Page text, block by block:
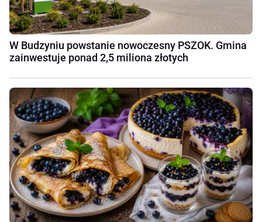
W Budzyniu powstanie nowoczesny PSZOK. Gmina
zainwestuje ponad 2,5 miliona złotych